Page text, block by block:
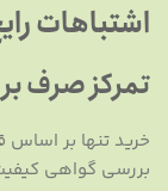
اشتباهات
تمرکز صرف
خرید تنها بر
بررسی گواهی